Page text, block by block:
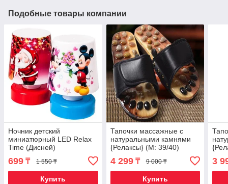
Подобные товары компании
Ночник детский
миниатюрный LED Relax
Time (Дисней)
699 ₸ 1 550 ₸
Купить
Тапочки массажные c
натуральными камнями
{Релаксы} (М: 39/40)
4 299₸ 9 000 ₸
Купить
3